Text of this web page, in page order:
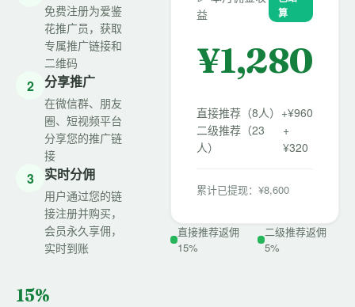
免费注册为爱鉴
花推广员，获取
专属推广链接和
二维码
2 分享推广
在微信群、朋友
圈、短视频平台
分享您的推广链
接
3 实时分佣
用户通过您的链
接注册并购买，
会员永久享佣，
实时到账
15%
益
算
¥1,280
直接推荐（8人） +¥960
二级推荐（23
人）
+
¥320
累计已提现：¥8,600
直接推荐返佣
15%
二级推荐返佣
5%